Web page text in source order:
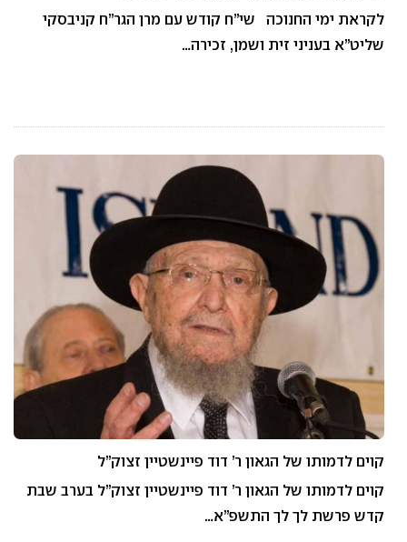
לקראת ימי החנוכה שי”ח קודש עם מרן הגר”ח קניבסקי
שליט”א בעניני זית ושמן, זכירה…
קוים לדמותו של הגאון ר’ דוד פיינשטיין זצוק”ל
קוים לדמותו של הגאון ר’ דוד פיינשטיין זצוק”ל בערב שבת
קדש פרשת לך לך התשפ”א…